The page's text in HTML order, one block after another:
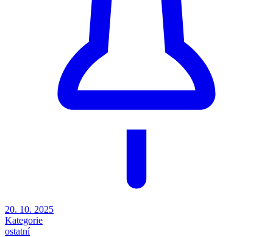
20. 10. 2025
Kategorie
ostatní